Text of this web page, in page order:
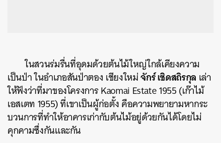
ในสวนร่มรื่นที่อุดมด้วยต้นไม้ใหญ่ใกล้เคียงความ
เป็นป่า ในอำเภอสันป่าตอง เชียงใหม่จักร์ เชิดสถิรกุล เล่า
ให้ฟังว่าที่มาของโครงการ Kaomai Estate 1955 (เก๊าไม้
เอสเตท 1955) ที่เขาเป็นผู้ก่อตั้ง คือความพยายามหากระ
บวนการที่ทำให้อาคารเก่ากับต้นไม้อยู่ด้วยกันได้โดยไม่
คุกคามซึ่งกันและกัน